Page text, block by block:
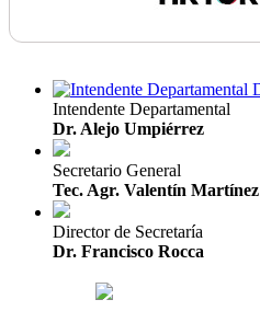
Intendente Departamental
Dr. Alejo Umpiérrez
Secretario General
Tec. Agr. Valentín Martínez
Director de Secretaría
Dr. Francisco Rocca